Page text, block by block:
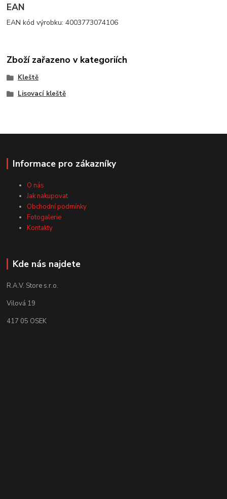
EAN
EAN kód výrobku: 4003773074106
Zboží zařazeno v kategoriích
Kleště
Lisovací kleště
Informace pro zákazníky
O nás
Jak nakupovat
Obchodní podmínky
Fotogalerie
Kontakty
Kde nás najdete
R.A.V. Store s.r.o.
Vilová 19
417 05 OSEK